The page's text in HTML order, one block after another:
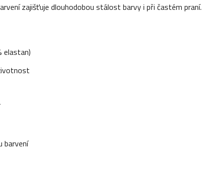
zajišťuje dlouhodobou stálost barvy i při častém praní.
elastan)
barvení